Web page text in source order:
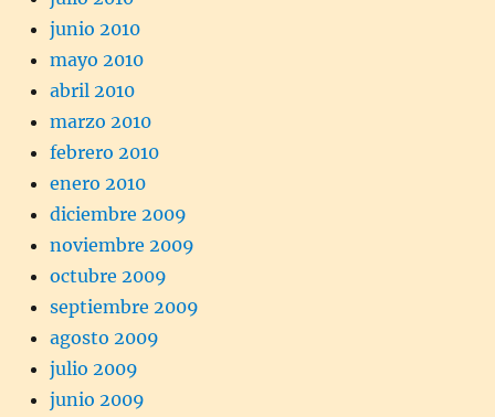
junio 2010
mayo 2010
abril 2010
marzo 2010
febrero 2010
enero 2010
diciembre 2009
noviembre 2009
octubre 2009
septiembre 2009
agosto 2009
julio 2009
junio 2009